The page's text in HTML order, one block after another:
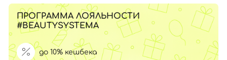
ПРОГРАММА ЛОЯЛЬНОСТИ
#BEAUTYSYSTEMA
до 10% кешбека